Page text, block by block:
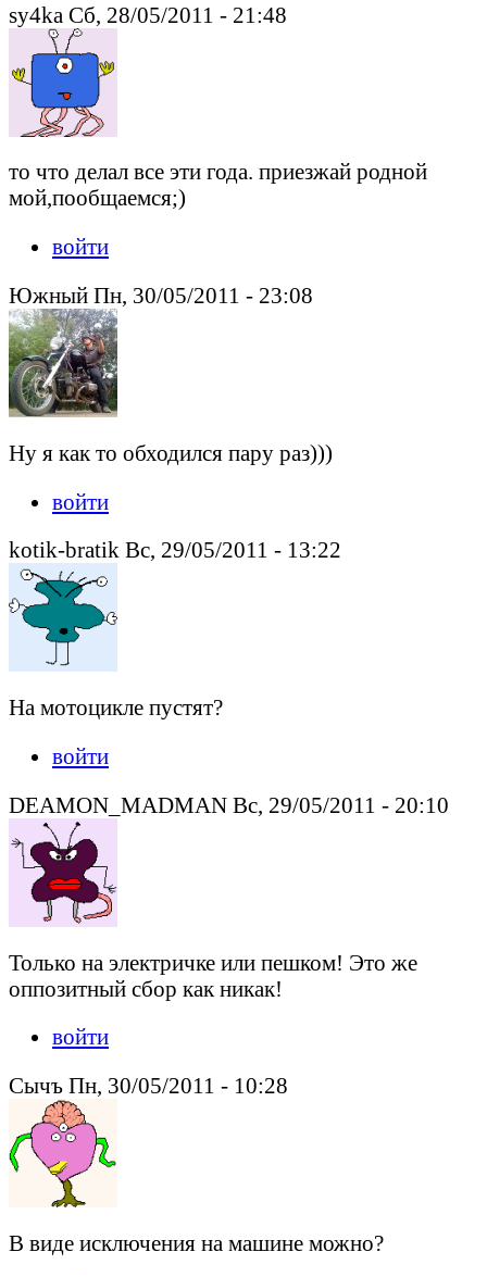
sy4ka Сб, 28/05/2011 - 21:48
то что делал все эти года. приезжай родной
мой,пообщаемся;)
войти
Южный Пн, 30/05/2011 - 23:08
Ну я как то обходился пару раз)))
войти
kotik-bratik Вс, 29/05/2011 - 13:22
На мотоцикле пустят?
войти
DEAMON_MADMAN Вс, 29/05/2011 - 20:10
Только на электричке или пешком! Это же
оппозитный сбор как никак!
войти
Сычъ Пн, 30/05/2011 - 10:28
В виде исключения на машине можно?